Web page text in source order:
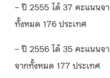
– ปี 2555 ได้ 37 คะแนนจ
ทั้งหมด 176 ประเทศ
– ปี 2556 ได้ 35 คะแนนจ
จากทั้งหมด 177 ประเทศ